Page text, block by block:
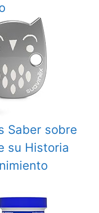
Saber sobre
su Historia